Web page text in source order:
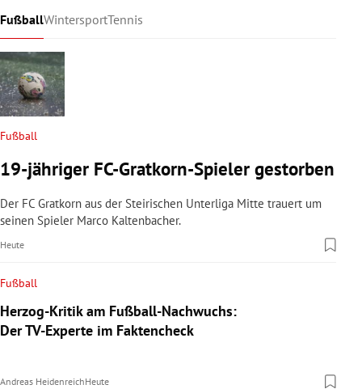
FußballWintersportTennis
Fußball
19-jähriger FC-Gratkorn-Spieler gestorben
Der FC Gratkorn aus der Steirischen Unterliga Mitte trauert um
seinen Spieler Marco Kaltenbacher.
Heute
Fußball
Herzog-Kritik am Fußball-Nachwuchs:
Der TV-Experte im Faktencheck
Andreas HeidenreichHeute